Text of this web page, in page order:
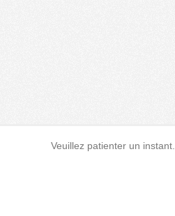
Veuillez patienter un